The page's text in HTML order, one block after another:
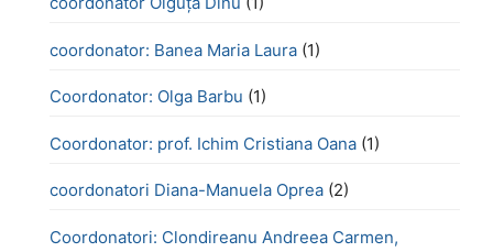
coordonator: Banea Maria Laura (1)
Coordonator: Olga Barbu (1)
Coordonator: prof. Ichim Cristiana Oana (1)
coordonatori Diana-Manuela Oprea (2)
Coordonatori: Clondireanu Andreea Carmen,